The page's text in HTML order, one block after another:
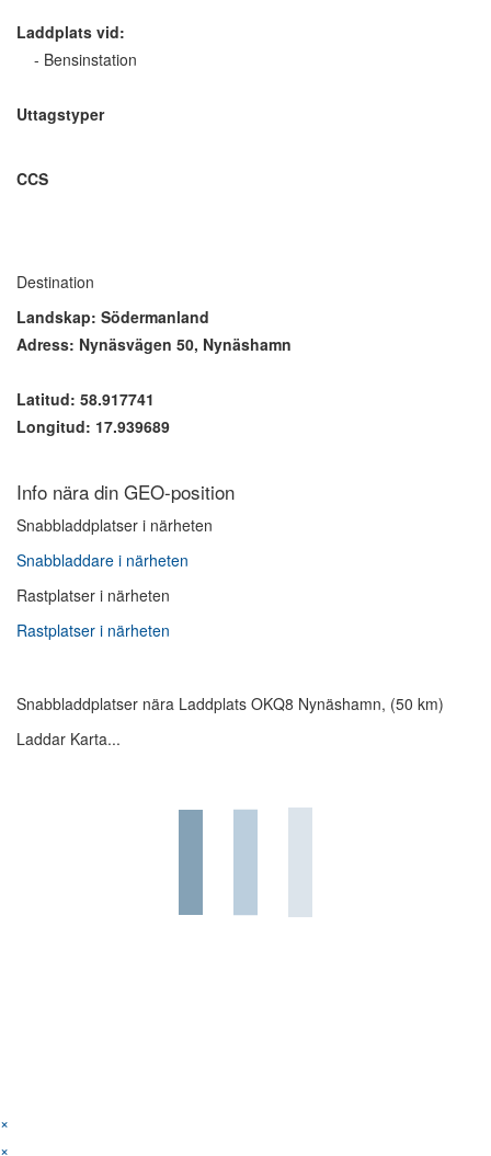
Laddplats vid:
- Bensinstation
Uttagstyper
CCS
Destination
Landskap: Södermanland
Adress: Nynäsvägen 50, Nynäshamn
Latitud: 58.917741
Longitud: 17.939689
Info nära din GEO-position
Snabbladdplatser i närheten
Snabbladdare i närheten
Rastplatser i närheten
Rastplatser i närheten
Snabbladdplatser nära Laddplats OKQ8 Nynäshamn, (50 km)
Laddar Karta...
×
×